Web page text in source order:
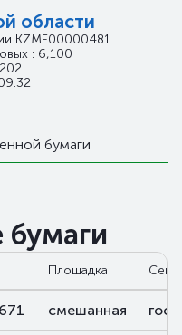
области
KZMF00000481
: 6,100
бумаги
Площадка
смешанная